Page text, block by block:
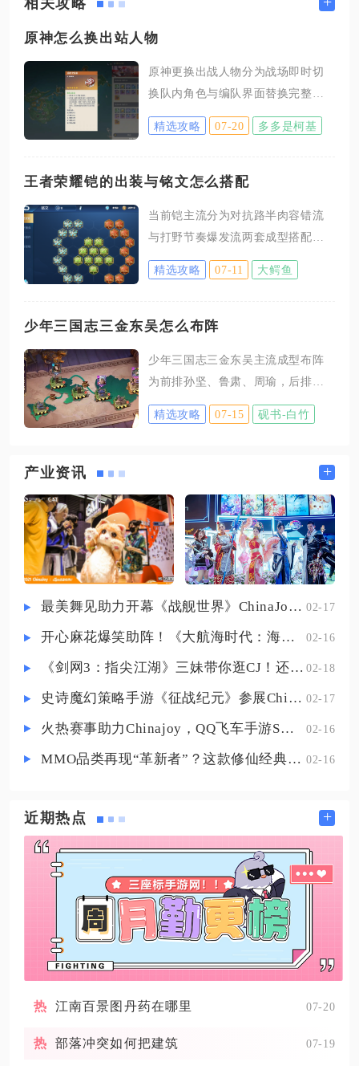
原神怎么换出站人物
原神更换出战人物分为战场即时切
换队内角色与编队界面替换完整出
战阵容两种操作，手机、电脑、主
机设备均适配对应操作逻辑，前者
后者可更换、新增、调整所有可持
副本战斗调整阵容的核心操作。移
动端游玩时，战场即时切换出战人
物无需打开任何菜单，屏幕右侧会
换至该角色上场，每次切换存在短
暂冷却间隔，连续点击无法重复触
发切换动作。PC端使用键盘数字1、
精选攻略 07-20 多多是柯基
王者荣耀铠的出装与铭文怎么搭配
当前铠主流分为对抗路半肉容错流
与打野节奏爆发流两套成型搭配，
通用铭文采用10祸源、10鹰眼、5狩
猎5夺萃，对抗路出装为抵抗之靴、
碎星锤、纯净苍穹，打野出装以肉
伤刺甲、宗师之力、永夜守护为标
准，两套搭配兼顾爆发、续航与坦
度，适配绝大多数排位、巅峰赛对
纯输出身板过脆、纯肉缺乏收割能
力的短板。铭文搭配的数值适配逻
辑贴合铠的核心输出机制，10祸源
提供稳定暴击率，配合
精选攻略 07-11 大鳄鱼
少年三国志三金东吴怎么布阵
少年三国志三金东吴主流成型布阵
为前排孙坚、鲁肃、周瑜，后排陆
逊、孙策、孙尚香，这套站位完美
契合吴国光环联动、续航反击与爆
衡、容错率极高的标准成型阵容。
辑，孙坚坐镇一号位承担全队承伤
与护盾增幅，凭借自身高额减伤与
反击机制吸收敌方首轮爆发伤害，
同时触发阵营羁绊提升全队生存属
性。鲁肃紧随其后辅助续航，持续
果，稳定队伍血线不被快速击溃，
搭配周瑜叠加灼烧层数，让前排抗
人互
精选攻略 07-15 砚书-白竹
产业资讯 +
最美舞见助力开幕《战舰世界》ChinaJoy首日精彩碰撞 02-17
开心麻花爆笑助阵！《大航海时代：海上霸主》亮相China Joy 02-16
《剑网3：指尖江湖》三妹带你逛CJ！还有惊喜嘉宾现场约定你！ 02-18
史诗魔幻策略手游《征战纪元》参展ChinaJoy，SLG与放置融合玩法来袭 02-17
火热赛事助力Chinajoy，QQ飞车手游S联赛明星挑战赛8月1日打响！ 02-16
MMO品类再现“革新者”？这款修仙经典IP产品在尝试破局 02-16
近期热点 +
江南百景图丹药在哪里 07-20
部落冲突如何把建筑 07-19